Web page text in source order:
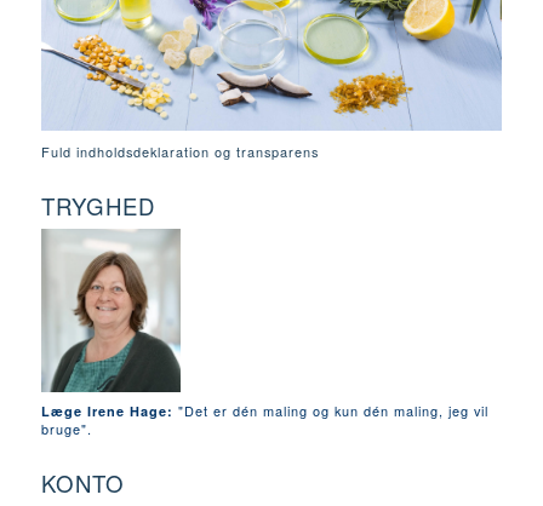
Fuld indholdsdeklaration og transparens
TRYGHED
Læge Irene Hage: "Det er dén maling og kun dén maling, jeg vil
bruge".
KONTO